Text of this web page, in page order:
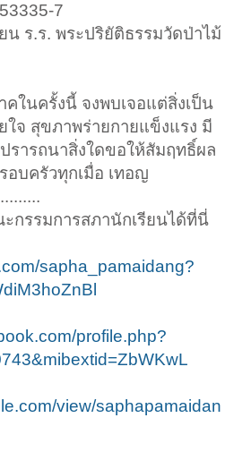
7
ร.ร. พระปริยัติธรรมวัดป่าไม้
ในครั้งนี้ จงพบเจอแต่สิ่งเป็น
ใจ สุขภาพร่ายกายแข็งแรง มี
รารถนาสิ่งใดขอให้สัมฤทธิ์ผล
อบครัวทุกเมื่อ เทอญ
กรรมการสภานักเรียนได้ที่นี่
sapha_pamaidang?
profile.php?
view/saphapamaidan